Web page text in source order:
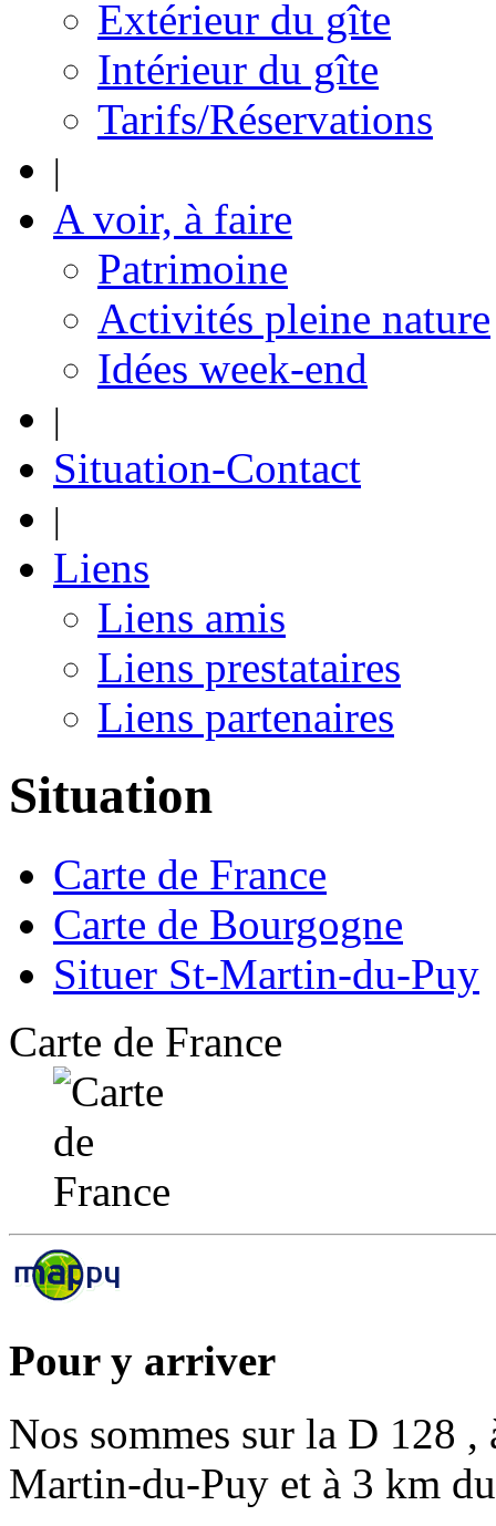
Extérieur du gîte
Intérieur du gîte
Tarifs/Réservations
|
A voir, à faire
Patrimoine
Activités pleine nature
Idées week-end
|
Situation-Contact
|
Liens
Liens amis
Liens prestataires
Liens partenaires
Situation
Carte de France
Carte de Bourgogne
Situer St-Martin-du-Puy
Carte de France
Pour y arriver
Nos sommes sur la D 128
Martin-du-Puy et à 3 km